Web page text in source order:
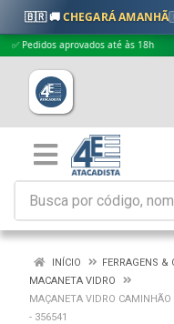
🇧🇷 🚚CHEGARÁ AMANHÃ
aprovados até às 18h
INÍCIO
FERRAGENS &
MACANETA VIDRO
MAÇANETA VIDRO
- 356541